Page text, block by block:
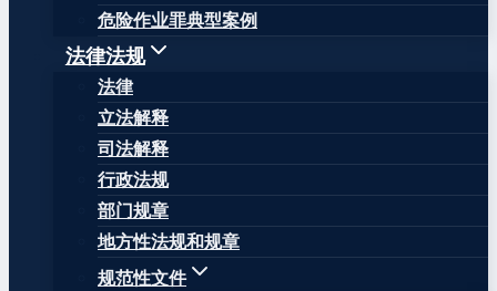
危险作业罪典型案例
法律法规
法律
立法解释
司法解释
行政法规
部门规章
地方性法规和规章
规范性文件